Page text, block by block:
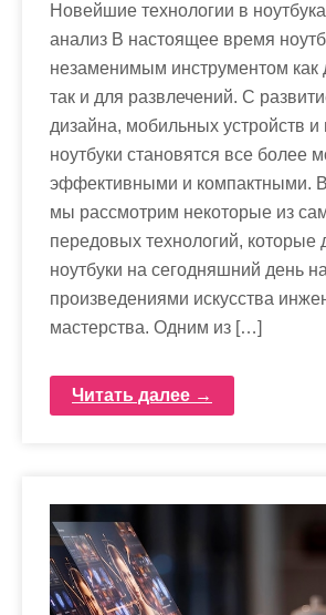
Новейшие технологии в
анализ В настоящее время
незаменимым инструментом как
так и для развлечений. С
дизайна, мобильных устройств и
ноутбуки становятся все более
эффективными и компактными. В
мы рассмотрим некоторые из
передовых технологий, которые
ноутбуки на сегодняшний день
произведениями искусства
мастерства. Одним из […]
Читать далее →